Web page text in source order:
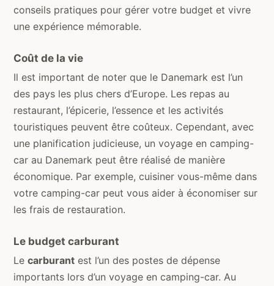
conseils pratiques pour gérer votre budget et vivre
une expérience mémorable.
Coût de la vie
Il est important de noter que le Danemark est l’un
des pays les plus chers d’Europe. Les repas au
restaurant, l’épicerie, l’essence et les activités
touristiques peuvent être coûteux. Cependant, avec
une planification judicieuse, un voyage en camping-
car au Danemark peut être réalisé de manière
économique. Par exemple, cuisiner vous-même dans
votre camping-car peut vous aider à économiser sur
les frais de restauration.
Le budget carburant
Le carburant est l’un des postes de dépense
importants lors d’un voyage en camping-car. Au